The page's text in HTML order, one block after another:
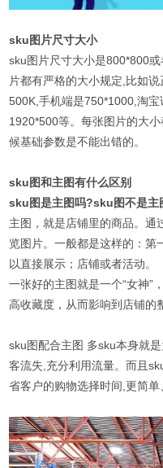
sku图片尺寸大小
sku图片尺寸大小是800*800
片都有严格的大小规定,比如
500K,手机端是750*1000,淘
1920*500等。每张图片的大
候基础参数是不能出错的。
sku图和主图有什么区别
sku图是主图吗?sku图不是主
主图，就是店铺里的商品。通
览图片。一般都是这样的：第
以直接展示；店铺或者活动。
一张好的主图就是一个“女神”
高收藏度，从而影响到店铺的
sku图配合主图 多sku本身就
客流失,充分利用流量。而且
省客户的购物选择时间,更简单